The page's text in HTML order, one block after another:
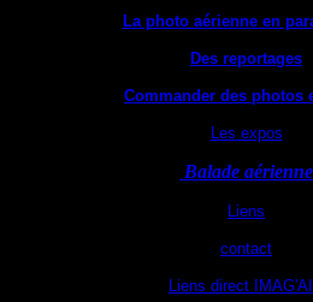
La photo aérienne en
Des reportages
Commander des photos
Les expos
Balade aérienne
Liens
contact
Liens direct